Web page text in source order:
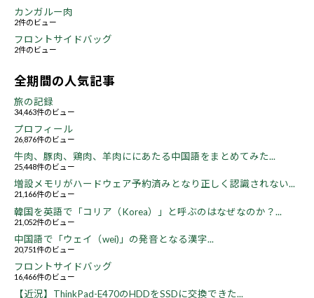
カンガルー肉
2件のビュー
フロントサイドバッグ
2件のビュー
全期間の人気記事
旅の記録
34,463件のビュー
プロフィール
26,876件のビュー
牛肉、豚肉、鶏肉、羊肉ににあたる中国語をまとめてみた...
25,448件のビュー
増設メモリがハードウェア予約済みとなり正しく認識されない...
21,166件のビュー
韓国を英語で「コリア（Korea）」と呼ぶのはなぜなのか？...
21,052件のビュー
中国語で「ウェイ（wei)」の発音となる漢字...
20,751件のビュー
フロントサイドバッグ
16,466件のビュー
【近況】ThinkPad-E470のHDDをSSDに交換できた...